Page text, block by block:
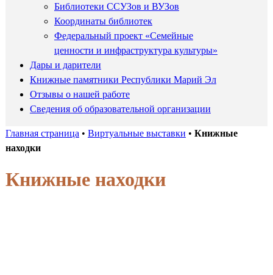
Библиотеки ССУЗов и ВУЗов
Координаты библиотек
Федеральный проект «Семейные
ценности и инфраструктура культуры»
Дары и дарители
Книжные памятники Республики Марий Эл
Отзывы о нашей работе
Сведения об образовательной организации
Главная страница • Виртуальные выставки • Книжные
находки
Книжные находки